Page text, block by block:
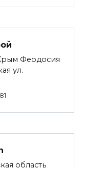
Феодосия
ул.
область